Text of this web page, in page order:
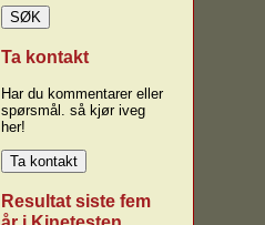
Ta kontakt
Har du kommentarer eller
spørsmål. så kjør iveg
her!
Resultat siste fem